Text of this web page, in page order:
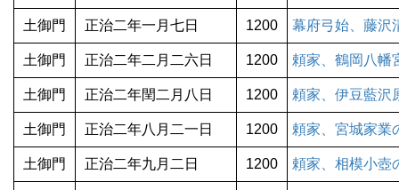
土御門 正治二年一月七日 1200 幕府弓始、藤沢
土御門 正治二年二月二六日 1200 頼家、鶴岡八幡
土御門 正治二年閏二月八日 1200 頼家、伊豆藍沢
土御門 正治二年八月二一日 1200 頼家、宮城家業
土御門 正治二年九月二日 1200 頼家、相模小壺